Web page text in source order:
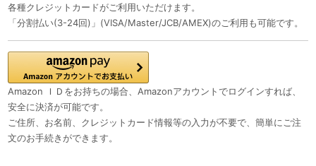
各種クレジットカードがご利用いただけます。
「分割払い(3-24回)」(VISA/Master/JCB/AMEX)のご利用も可能です。
Amazon ＩＤをお持ちの場合、Amazonアカウントでログインすれば、
安全に決済が可能です。
ご住所、お名前、クレジットカード情報等の入力が不要で、簡単にご注
文のお手続きができます。